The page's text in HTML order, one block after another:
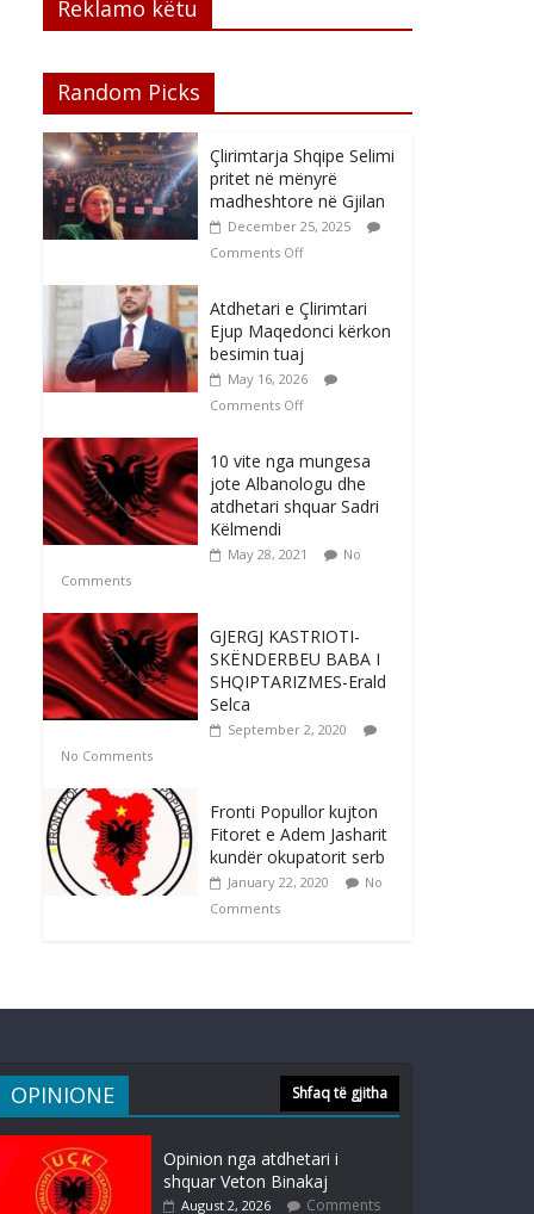
Reklamo këtu
Random Picks
Çlirimtarja Shqipe Selimi
pritet në mënyrë
madheshtore në Gjilan
December 25, 2025
Comments Off
Atdhetari e Çlirimtari
Ejup Maqedonci kërkon
besimin tuaj
May 16, 2026
Comments Off
10 vite nga mungesa
jote Albanologu dhe
atdhetari shquar Sadri
Këlmendi
May 28, 2021
No
Comments
GJERGJ KASTRIOTI-
SKËNDERBEU BABA I
SHQIPTARIZMES-Erald
Selca
September 2, 2020
No Comments
Fronti Popullor kujton
Fitoret e Adem Jasharit
kundër okupatorit serb
January 22, 2020
No
Comments
OPINIONE Shfaq të gjitha
Opinion nga atdhetari i
shquar Veton Binakaj
August 2, 2026 Comments